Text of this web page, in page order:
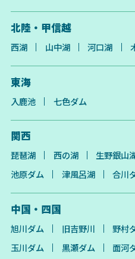
北陸・甲信越
西湖 山中湖 河口湖
東海
入鹿池 七色ダム
関西
琵琶湖 西の湖 生野銀山
池原ダム
津風呂湖 合川
中国・四国
旭川ダム 旧吉野川 野村
玉川ダム
黒瀬ダム 面河